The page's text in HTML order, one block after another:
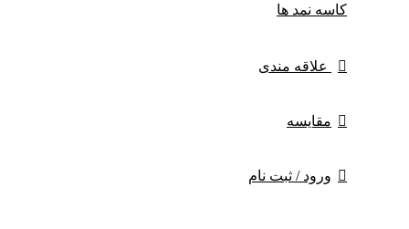
کاسه نمد ها
علاقه مندی
مقایسه
ورود / ثبت نام